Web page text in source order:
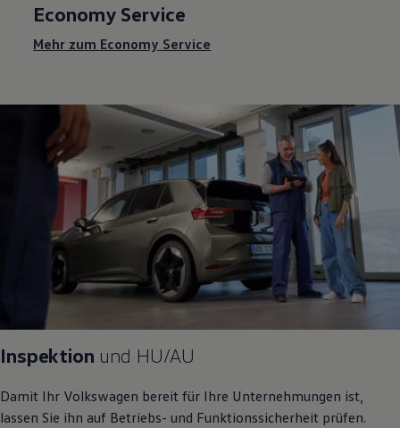
Economy Service
Mehr zum Economy Service
Inspektion und HU/AU
Damit Ihr Volkswagen bereit für Ihre Unternehmungen ist,
lassen Sie ihn auf Betriebs- und Funktionssicherheit prüfen.